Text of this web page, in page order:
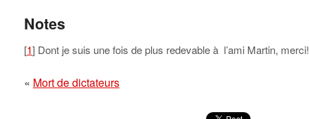
Notes
[1] Dont je suis une fois de plus redevable à l’ami Martin, merci!
« Mort de dictateurs